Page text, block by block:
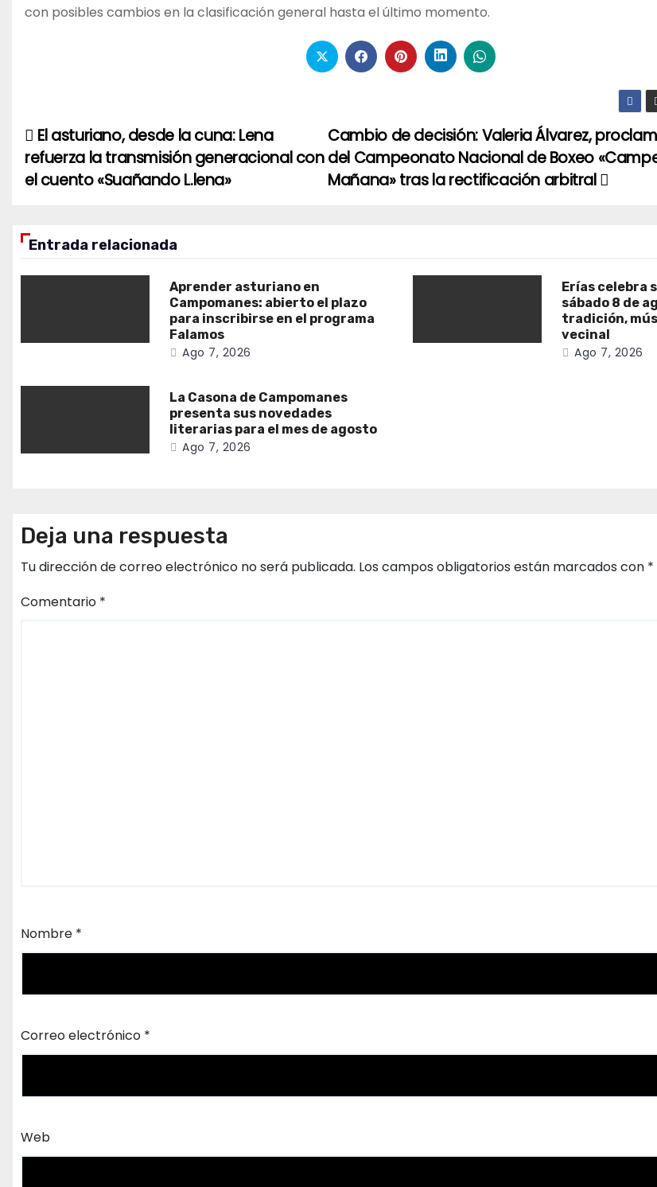
con posibles cambios en la clasificación general hasta el último momento.
Navegación
de
Cambio de decisión: Valeria Álvarez,
del Campeonato Nacional de Boxeo
Mañana» tras la rectificación arbitral
El asturiano, desde la cuna: Lena
refuerza la transmisión generacional con
el cuento «Suañando L.lena»
Entrada relacionada
Aprender asturiano en
Campomanes: abierto el plazo
para inscribirse en el programa
Falamos
Ago 7, 2026
Erías celebra
sábado 8 de
tradición,
vecinal
Ago 7, 2026
La Casona de Campomanes
presenta sus novedades
literarias para el mes de agosto
Ago 7, 2026
Deja una respuesta
Tu dirección de correo electrónico no será publicada. Los campos obligatorios están marcados con *
Comentario *
Nombre *
Correo electrónico *
Web